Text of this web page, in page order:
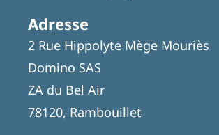
Adresse
2 Rue Hippolyte Mège Mouriès
Domino SAS
ZA du Bel Air
78120, Rambouillet